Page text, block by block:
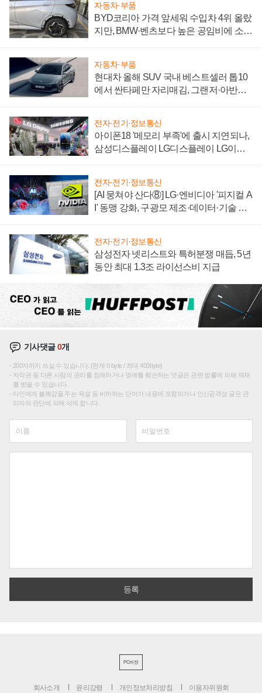
자동차·부품
BYD코리아 가격 앞세워 수입차 4위 올랐
지만, BMW·벤츠보다 높은 공임비에 소비
자동차·부품
현대차 올해 SUV 국내 베스트셀러 톱10
에서 싼타페만 자리매김, 그랜저·아반떼
전자·전기·정보통신
아이폰18 '메모리 부족'에 출시 지연되나,
삼성디스플레이 LG디스플레이 LG이노
전자·전기·정보통신
[AI 뭉쳐야 산다⑧] LG·엔비디아 '피지컬 A
I' 동맹 강화, 구광모 제조·데이터·기술 결
전자·전기·정보통신
삼성전자 넷리스트와 특허분쟁 매듭, 5년
동안 최대 1.3조 라이선스비 지급
기사댓글0개
200자까지 쓰실 수 있습니다. (현재 0 byte / 최대 400byte)
저작권 등 다른 사람의 권리를 침해하거나 명예를 훼손하는 댓글은 관련 법률에 의해 제재
를 받을 수 있습니다.
타인에게 불쾌감을 주는 욕설 등 비하하는 단어가 내용에 포함되거나 인신공격성 글은 관
리자의 판단에 의해 삭제 합니다.
PC버전
회사소개 윤리강령 개인정보처리방침 이용자위원회